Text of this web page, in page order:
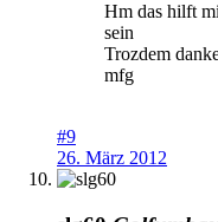
Hm das hilft
sein
Trozdem
mfg
#9
26. März 2012